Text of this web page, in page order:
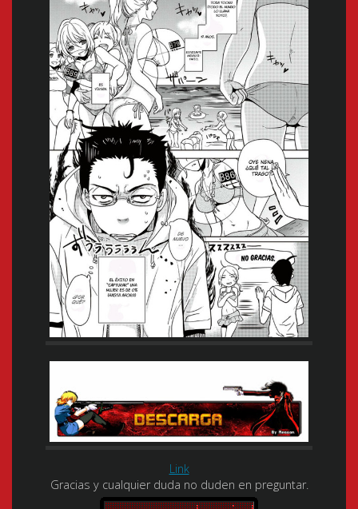
Link
Gracias y cualquier duda no duden en preguntar.